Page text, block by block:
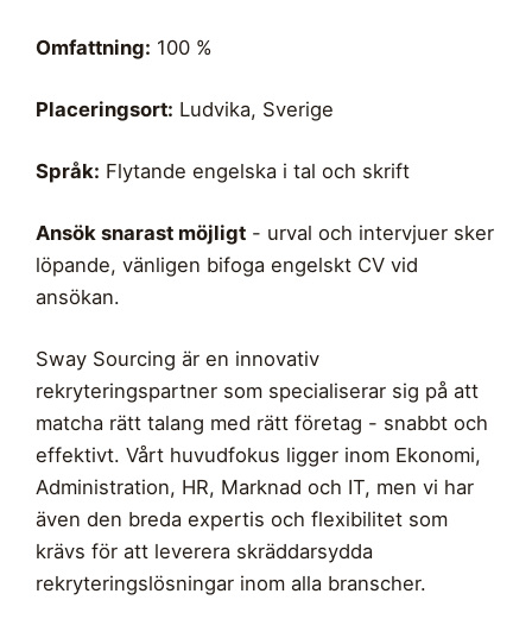
Omfattning: 100 %
Placeringsort: Ludvika, Sverige
Språk: Flytande engelska i tal och skrift
Ansök snarast möjligt - urval och intervjuer sker
löpande, vänligen bifoga engelskt CV vid
ansökan.
Sway Sourcing är en innovativ
rekryteringspartner som specialiserar sig på att
matcha rätt talang med rätt företag - snabbt och
effektivt. Vårt huvudfokus ligger inom Ekonomi,
Administration, HR, Marknad och IT, men vi har
även den breda expertis och flexibilitet som
krävs för att leverera skräddarsydda
rekryteringslösningar inom alla branscher.